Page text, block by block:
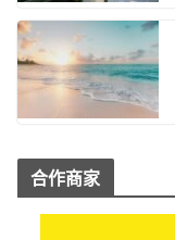
合作商家